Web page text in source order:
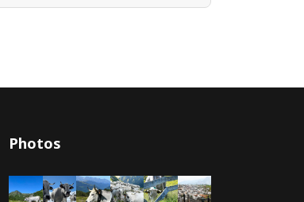
Photos